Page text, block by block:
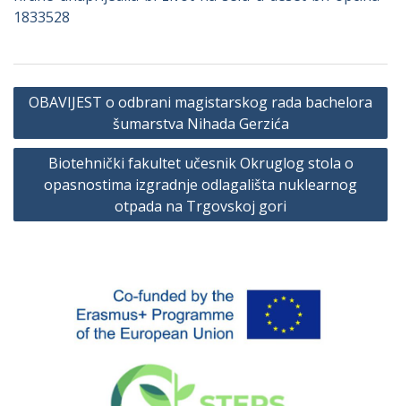
1833528
Navigacija
članaka
OBAVIJEST o odbrani magistarskog rada bachelora
šumarstva Nihada Gerzića
Biotehnički fakultet učesnik Okruglog stola o
opasnostima izgradnje odlagališta nuklearnog
otpada na Trgovskoj gori